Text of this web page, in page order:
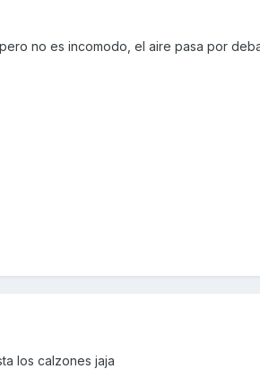
no es incomodo, el aire pasa por
los calzones jaja